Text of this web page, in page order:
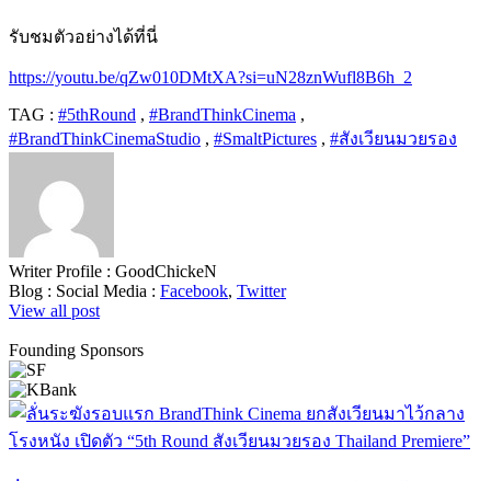
รับชมตัวอย่างได้ที่นี่
https://youtu.be/qZw010DMtXA?si=uN28znWufl8B6h_2
TAG : #5thRound , #BrandThinkCinema ,
#BrandThinkCinemaStudio , #SmaltPictures , #สังเวียนมวยรอง
Writer Profile : GoodChickeN
Blog : Social Media : Facebook, Twitter
View all post
Founding Sponsors